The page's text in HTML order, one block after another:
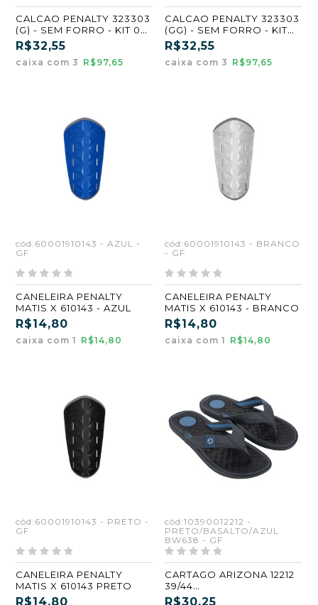
CALCAO PENALTY 323303
(G) - SEM FORRO - KIT 03
UN PRETO
R$32,55
caixa com 3 R$97,65
CALCAO PENALTY 323303
(GG) - SEM FORRO - KIT
03 UN PRETO
R$32,55
caixa com 3 R$97,65
cód:60001910143 - AZUL -
GF
CANELEIRA PENALTY
MATIS X 610143 - AZUL
R$14,80
caixa com 1 R$14,80
cód:60001910143 - BRANCO
- GF
CANELEIRA PENALTY
MATIS X 610143 - BRANCO
R$14,80
caixa com 1 R$14,80
cód:60001910143 - PRETO -
GF
CANELEIRA PENALTY
MATIS X 610143 PRETO
R$14,80
cód:10390012212 -
PRETO/BASALTO/AZUL
BW638 - GF
CARTAGO ARIZONA 12212
39/44
PRETO/BASALTO/AZUL
R$30,25